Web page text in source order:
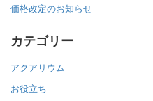
価格改定のお知らせ
カテゴリー
アクアリウム
お役立ち